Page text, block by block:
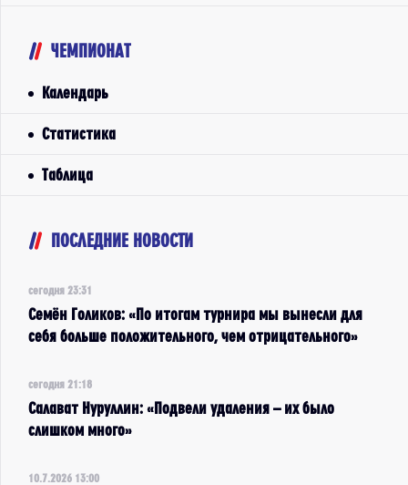
ЧЕМПИОНАТ
Календарь
Статистика
Таблица
ПОСЛЕДНИЕ НОВОСТИ
сегодня 23:31
Семён Голиков: «По итогам турнира мы вынесли для
себя больше положительного, чем отрицательного»
сегодня 21:18
Салават Нуруллин: «Подвели удаления – их было
слишком много»
10.7.2026 13:00